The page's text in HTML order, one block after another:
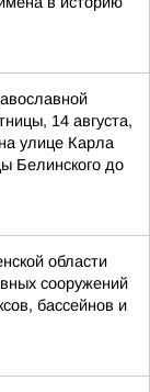
14 августа,
улице Карла
Белинского до
области
сооружений
бассейнов и